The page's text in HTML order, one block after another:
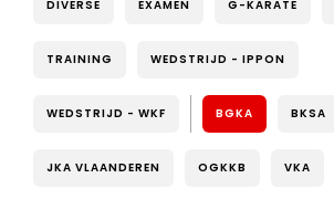
DIVERSE EXAMEN G-KARATE
TRAINING WEDSTRIJD - IPPON
WEDSTRIJD - WKF BGKA BKSA
JKA VLAANDEREN OGKKB VKA